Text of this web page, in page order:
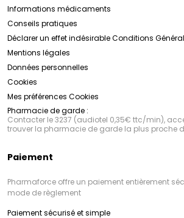
Informations médicaments
Conseils pratiques
Déclarer un effet indésirableConditions
Mentions légales
Données personnelles
Cookies
Mes préférences Cookies
Pharmacie de garde :
Contacter le 3237 (audiotel 0,35€ ttc/min),
trouver la pharmacie de garde la plus proche
Paiement
Pharmaforce offre un paiement entièrement
mode de règlement
Paiement sécurisé et simple